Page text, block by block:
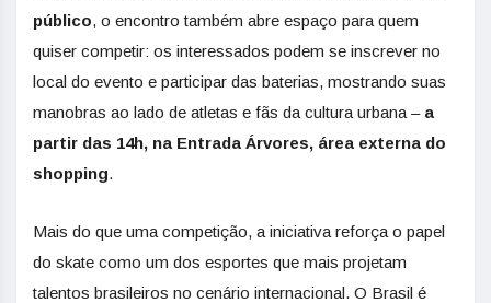
público, o encontro também abre espaço para quem
quiser competir: os interessados podem se inscrever no
local do evento e participar das baterias, mostrando suas
manobras ao lado de atletas e fãs da cultura urbana – a
partir das 14h, na Entrada Árvores, área externa do
shopping.
Mais do que uma competição, a iniciativa reforça o papel
do skate como um dos esportes que mais projetam
talentos brasileiros no cenário internacional. O Brasil é